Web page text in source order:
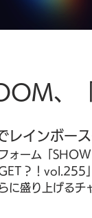
、
レインボー
ォーム「
？！vol.255
に盛り上げるチ